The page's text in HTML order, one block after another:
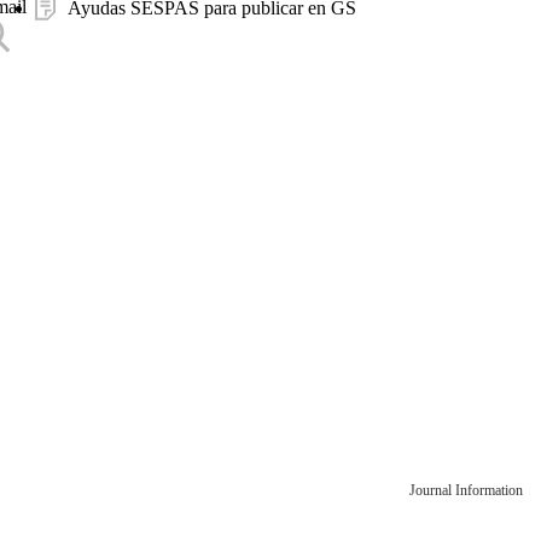
Ayudas SESPAS para publicar en GS
Journal Information